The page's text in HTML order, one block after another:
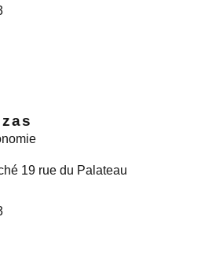
19 rue du Palateau